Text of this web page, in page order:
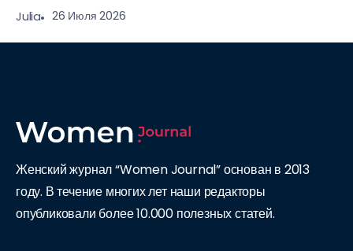
Julia 26 Июля 2026
Женский журнал “Women Journal” основан в 2013
году. В течение многих лет наши редакторы
опубликовали более 10.000 полезных статей.